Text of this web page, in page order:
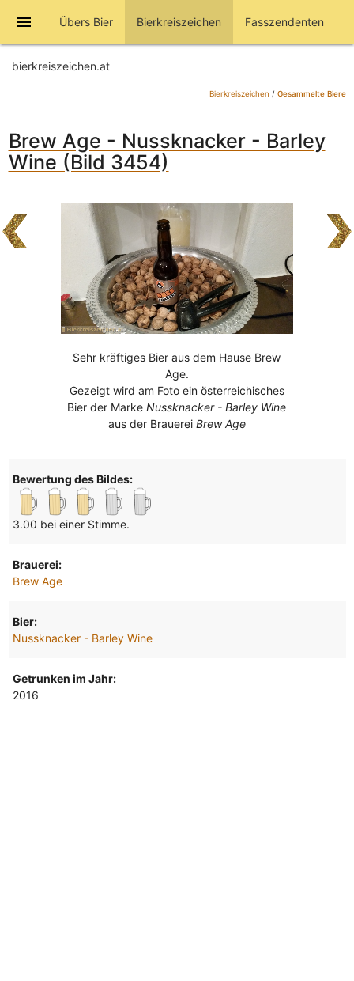
menu Übers Bier Bierkreiszeichen Fasszendenten
bierkreiszeichen.at
Bierkreiszeichen / Gesammelte Biere
Brew Age - Nussknacker - Barley
Wine (Bild 3454)
Sehr kräftiges Bier aus dem Hause Brew
Age.
Gezeigt wird am Foto ein österreichisches
Bier der MarkeNussknacker - Barley Wine
aus der Brauerei Brew Age
Bewertung des Bildes:
3.00 bei einer Stimme.
Brauerei:
Brew Age
Bier:
Nussknacker - Barley Wine
Getrunken im Jahr:
2016